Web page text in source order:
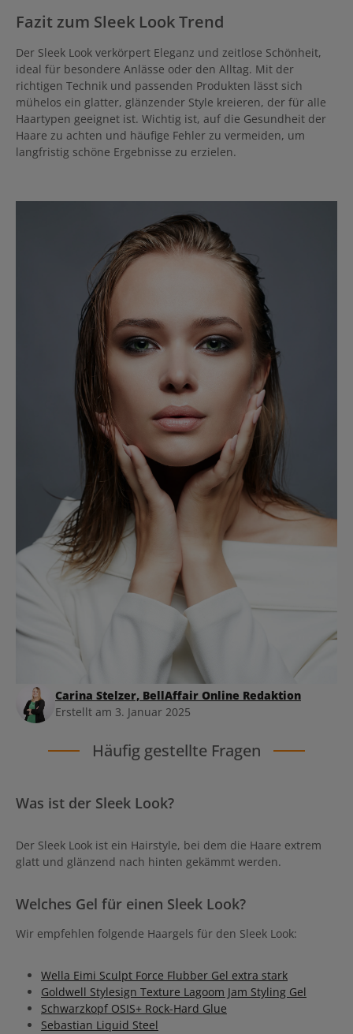
Fazit zum Sleek LookTrend
Der Sleek Look verkörpert Eleganz und zeitlose Schönheit,
ideal für besondere Anlässe oder den Alltag. Mit der
richtigen Technik und passenden Produkten lässt sich
mühelos ein glatter, glänzender Style kreieren, der für alle
Haartypen geeignet ist. Wichtig ist, auf die Gesundheit der
Haare zu achten und häufige Fehler zu vermeiden, um
langfristig schöne Ergebnisse zu erzielen.
Carina Stelzer, BellAffair Online Redaktion
Erstellt am 3. Januar 2025
Häufig gestellte Fragen
Was ist der Sleek Look?
Der Sleek Look ist ein Hairstyle, bei dem die Haare extrem
glatt und glänzend nach hinten gekämmt werden.
Welches Gel für einen Sleek Look?
Wir empfehlen folgende Haargels für den Sleek Look:
Wella Eimi Sculpt Force Flubber Gel extra stark
Goldwell Stylesign Texture Lagoom Jam Styling Gel
Schwarzkopf OSIS+ Rock-Hard Glue
Sebastian Liquid Steel